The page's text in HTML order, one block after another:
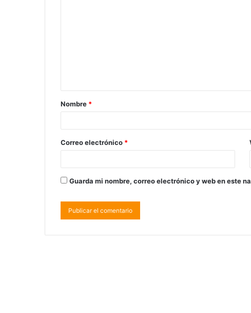
Nombre *
Correo electrónico *
Guarda mi nombre, correo electrónico y web en este